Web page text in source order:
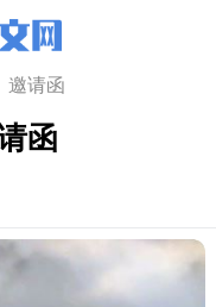
邀请函
函